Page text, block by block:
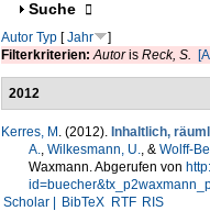
Anzeigen
Suche
Autor Typ[Jahr
]
Filterkriterien:Autoris Reck, S.
2012
Kerres, M . (2012). Inhaltlich,
A., Wilkesmann, U., & Wolff-
Waxmann. Abgerufen von
Scholar |
BibTeX RTF RIS